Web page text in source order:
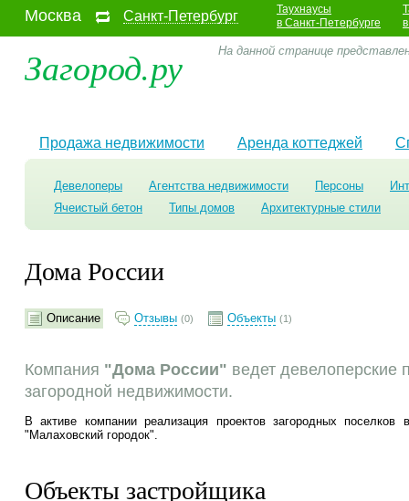
Москва Санкт-Петербург
Таухнаусы
в Санкт-Петербурге
Загород.ру На данной странице
Продажа недвижимости Аренда коттеджей
Девелоперы Агентства недвижимости Персоны
Ячеистый бетон
Типы домов Архитектурные стили
Дома России
Описание Отзывы (0) Объекты (1)
Компания "Дома России" ведет девелоперские
загородной недвижимости.
В активе компании реализация проектов загородных
"Малаховский городок".
Объекты застройщика